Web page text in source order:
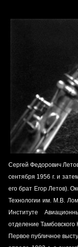
Сергей Федорович Летов родился в Семипалатинске Казахской ССР 24
сентября 1956 г. и затем жил в Омске (где родился и прожил всю жизнь
его брат
Егор Летов).
Технологии им.
Первое публичное